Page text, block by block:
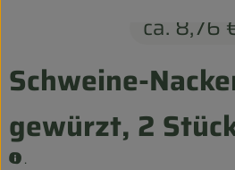
Kosmetik
Haus & Garten
Schweine-
gewürzt, 2
.
ca. 8,76